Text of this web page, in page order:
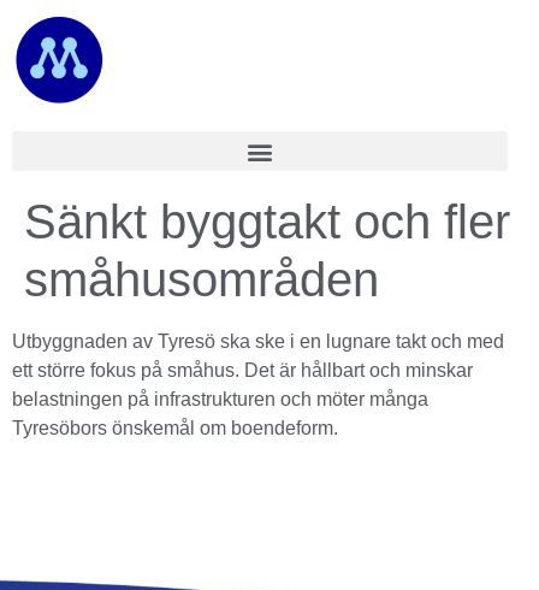
Sänkt byggtakt och fler
småhusområden
Utbyggnaden av Tyresö ska ske i en lugnare takt och med
ett större fokus på småhus. Det är hållbart och minskar
belastningen på infrastrukturen och möter många
Tyresöbors önskemål om boendeform.